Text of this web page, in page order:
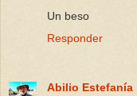
Un beso
Responder
Abilio Estefanía